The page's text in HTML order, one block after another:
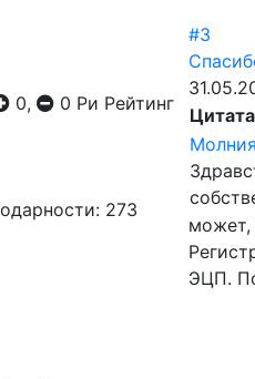
0, 0 Ри Рейтинг
273
#3
Цитата
Молния
может,
ЭЦП.